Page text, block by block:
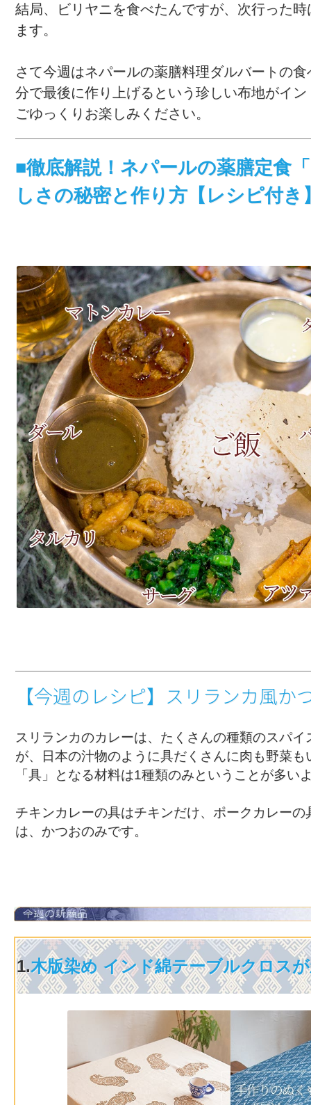
結局、ビリヤニを食べたんですが、次行った
ます。
さて今週はネパールの薬膳料理ダルバートの
分で最後に作り上げるという珍しい布地がイ
ごゆっくりお楽しみください。
■徹底解説！ネパールの薬膳定食
しさの秘密と作り方【レシピ付き
【今週のレシピ】スリランカ風か
スリランカのカレーは、たくさんの種類のスパイ
が、日本の汁物のように具だくさんに肉も野菜
「具」となる材料は1種類のみということが多い
チキンカレーの具はチキンだけ、ポークカレー
は、かつおのみです。
1.木版染め インド綿テーブルクロス